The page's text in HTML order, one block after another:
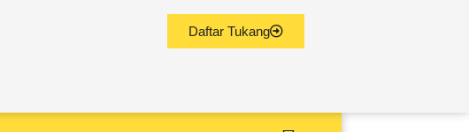
Daftar Tukang